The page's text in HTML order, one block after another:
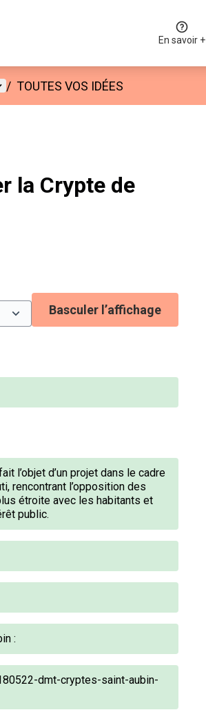
En savoir +
utilisateur
/ TOUTES VOS IDÉES
la Crypte de
Basculer l’affichage
l’objet d’un projet dans le cadre
rencontrant l’opposition des
étroite avec les habitants et
public.
:
dmt-cryptes-saint-aubin-